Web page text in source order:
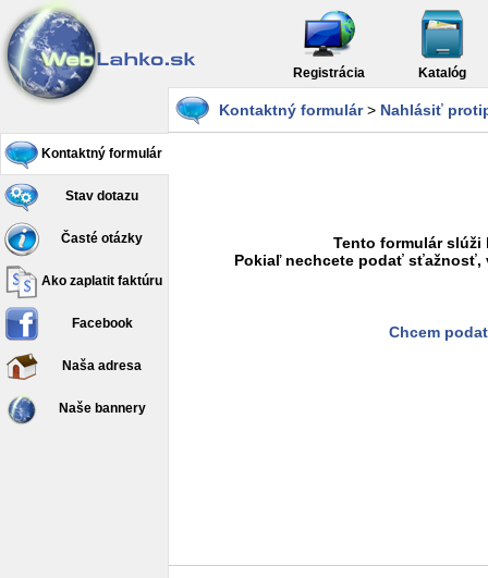
Registrácia Katalóg
Kontaktný formulár
Stav dotazu
Časté otázky
Ako zaplatit faktúru
Facebook
Naša adresa
Naše bannery
Kontaktný formulár> Nahlásiť
Tento formulár
Pokiaľ nechcete podať
Chcem